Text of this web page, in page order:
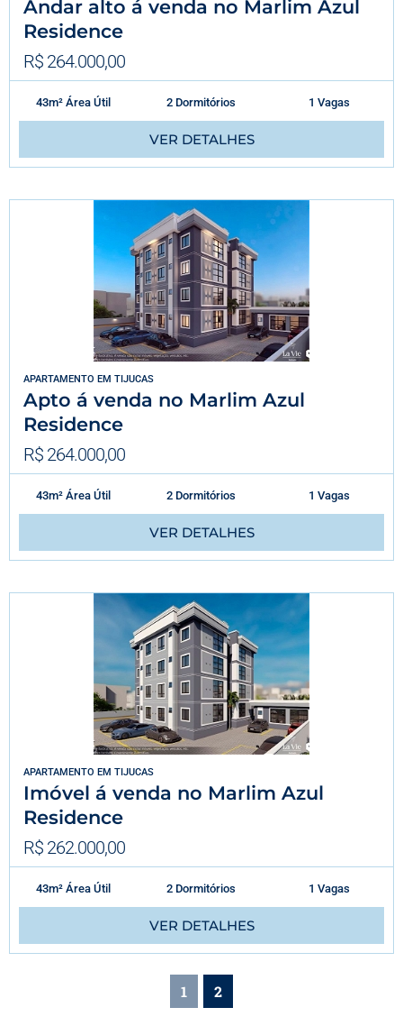
Andar alto á venda no Marlim Azul
Residence
R$ 264.000,00
43m² Área Útil 2 Dormitórios 1 Vagas
VER DETALHES
APARTAMENTO EM TIJUCAS
Apto á venda no Marlim Azul
Residence
R$ 264.000,00
43m² Área Útil 2 Dormitórios 1 Vagas
VER DETALHES
APARTAMENTO EM TIJUCAS
Imóvel á venda no Marlim Azul
Residence
R$ 262.000,00
43m² Área Útil 2 Dormitórios 1 Vagas
VER DETALHES
1 2